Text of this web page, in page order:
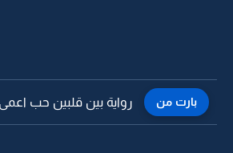
بارت من رواية بين قلبين حب اعمى -28